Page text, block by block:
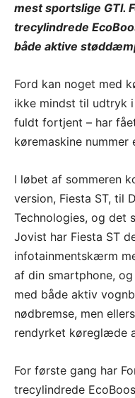
mest sportslige GTI.
trecylindrede
både aktive
Ford kan noget med
ikke mindst til udtryk
fuldt fortjent – har
køremaskine nummer
I løbet af sommeren
version, Fiesta ST, til
Technologies, og det
Jovist har Fiesta ST
infotainmentskærm
af din smartphone,
med både aktiv
nødbremse, men
rendyrket køreglæde
For første gang har
trecylindrede